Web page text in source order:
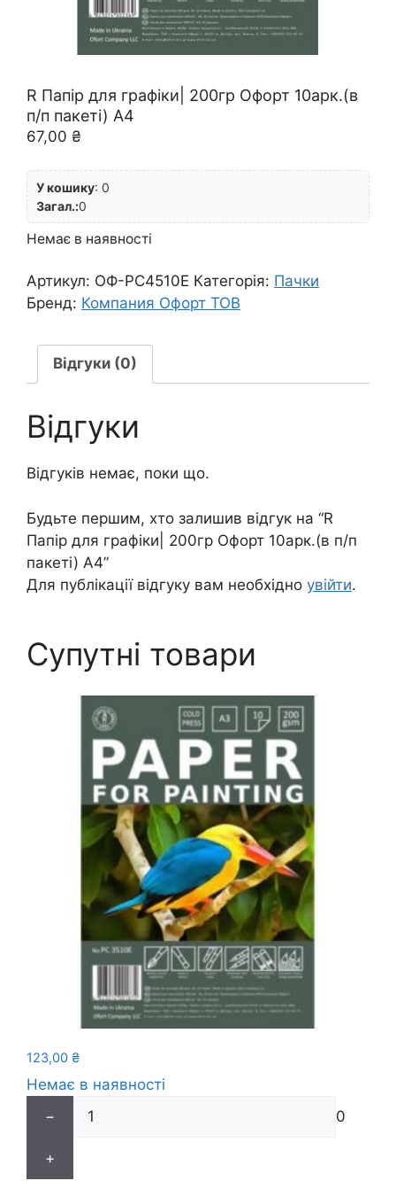
R Папір для графіки| 200гр Офорт 10арк.(в
п/п пакеті) А4
67,00 ₴
У кошику: 0
Загал.:0
Немає в наявності
Артикул: ОФ-PC4510E Категорія: Пачки
Бренд: Компания Офорт ТОВ
Відгуки (0)
Відгуки
Відгуків немає, поки що.
Будьте першим, хто залишив відгук на “R
Папір для графіки| 200гр Офорт 10арк.(в п/п
пакеті) А4”
Для публікації відгуку вам необхідно увійти.
Супутні товари
123,00 ₴
Немає в наявності
−
0
+